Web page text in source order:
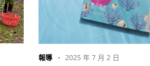
報導 2025 年 7 月 2 日